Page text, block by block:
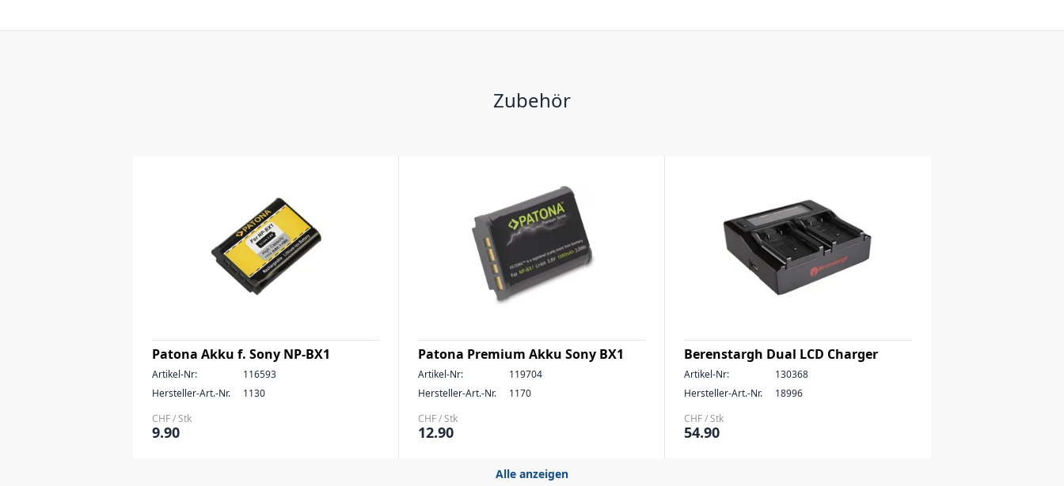
Zubehör
Patona Akku f. Sony NP-BX1
Artikel-Nr:
116593
Hersteller-Art.-Nr.
1130
CHF / Stk
9.90
Patona Premium Akku Sony BX1
Artikel-Nr:
119704
Hersteller-Art.-Nr.
1170
CHF / Stk
12.90
Berenstargh Dual LCD Charger
Artikel-Nr:
130368
Hersteller-Art.-Nr.
18996
CHF / Stk
54.90
Alle anzeigen